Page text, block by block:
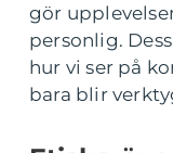
gör
personlig.
hur vi ser på
bara blir